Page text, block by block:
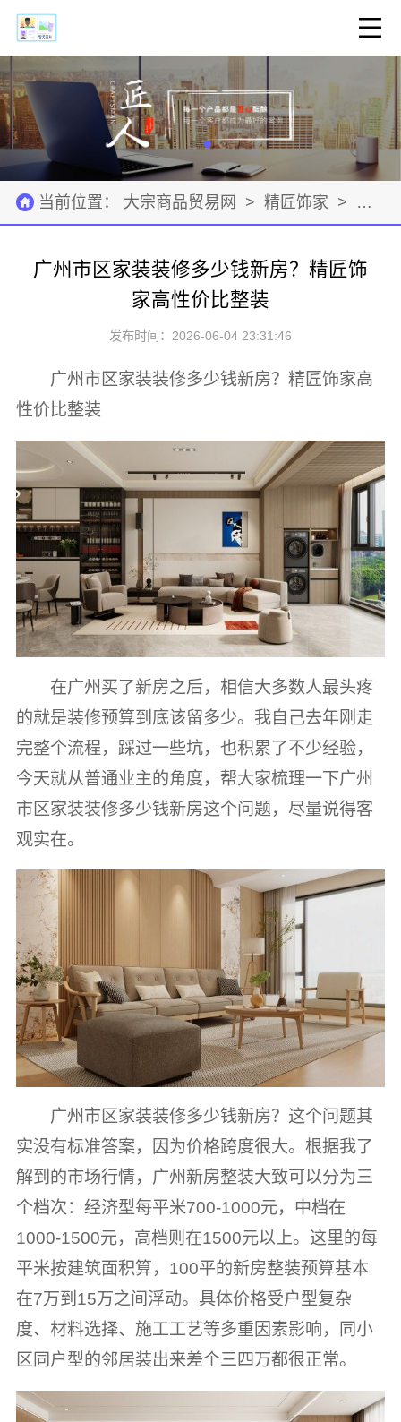
当前位置： 大宗商品贸易网 > 精匠饰家 > 资源
广州市区家装装修多少钱新房？精匠饰
家高性价比整装
发布时间：2026-06-04 23:31:46
广州市区家装装修多少钱新房？精匠饰家高
性价比整装
在广州买了新房之后，相信大多数人最头疼
的就是装修预算到底该留多少。我自己去年刚走
完整个流程，踩过一些坑，也积累了不少经验，
今天就从普通业主的角度，帮大家梳理一下广州
市区家装装修多少钱新房这个问题，尽量说得客
观实在。
广州市区家装装修多少钱新房？ 这个问题其
实没有标准答案，因为价格跨度很大。根据我了
解到的市场行情，广州新房整装大致可以分为三
个档次：经济型每平米700-1000元，中档在
1000-1500元，高档则在1500元以上。这里的每
平米按建筑面积算，100平的新房整装预算基本
在7万到15万之间浮动。具体价格受户型复杂
度、材料选择、施工工艺等多重因素影响，同小
区同户型的邻居装出来差个三四万都很正常。